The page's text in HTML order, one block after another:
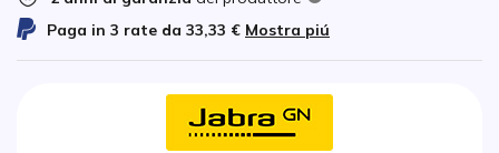
Paga in 3 rate da 33,33 € Mostra piú